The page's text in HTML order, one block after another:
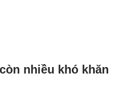
nhiều khó khăn